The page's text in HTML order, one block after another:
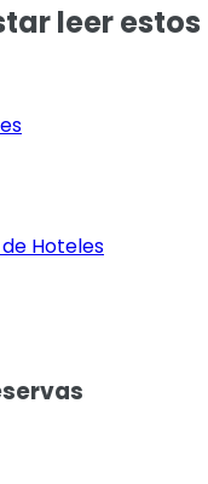
leer estos
Hoteles